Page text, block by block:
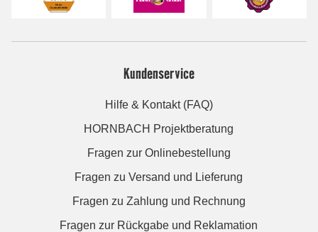
Kundenservice
Hilfe & Kontakt (FAQ)
HORNBACH Projektberatung
Fragen zur Onlinebestellung
Fragen zu Versand und Lieferung
Fragen zu Zahlung und Rechnung
Fragen zur Rückgabe und Reklamation